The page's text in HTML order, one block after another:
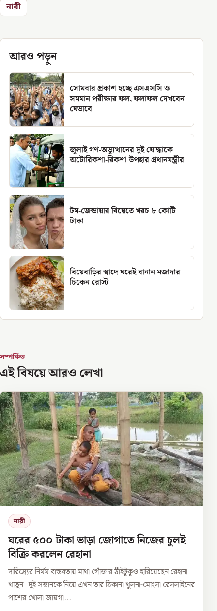
নারী
আরও পড়ুন
সোমবার প্রকাশ হচ্ছে এসএসসি ও
সমমান পরীক্ষার ফল, ফলাফল দেখবেন
যেভাবে
জুলাই গণ-অভ্যুত্থানের দুই যোদ্ধাকে
অটোরিকশা-রিকশা উপহার প্রধানমন্ত্রীর
টম-জেন্ডায়ার বিয়েতে খরচ ৮ কোটি
টাকা
বিয়েবাড়ির স্বাদে ঘরেই বানান মজাদার
চিকেন রোস্ট
সম্পর্কিত
এই বিষয়ে আরও লেখা
নারী
ঘরের ৫০০ টাকা ভাড়া জোগাতে নিজের চুলই
বিক্রি করলেন রেহানা
দারিদ্র্যের নির্মম বাস্তবতায় মাথা গোঁজার ঠাঁইটুকুও হারিয়েছেন রেহানা
খাতুন। দুই সন্তানকে নিয়ে এখন তার ঠিকানা খুলনা-মোংলা রেললাইনের
পাশের খোলা জায়গা...